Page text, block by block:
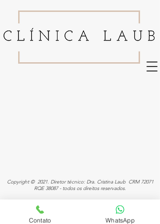
Copyright © 2021. Diretor técnico: Dra. Cristina Laub CRM 72071
RQE 38087 - todos os direitos reservados.
Contato WhatsApp